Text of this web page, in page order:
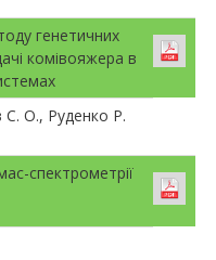
генетичних
комівояжера в
О., Руденко Р.
спектрометрії